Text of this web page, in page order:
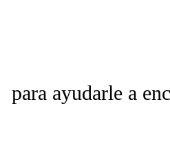
para ayudarle a